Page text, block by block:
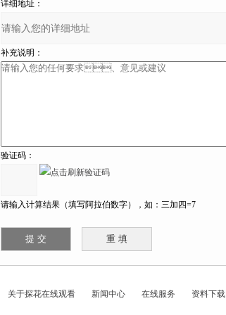
详细地址：
补充说明：
验证码：
请输入计算结果（填写阿拉伯数字），如：三加四=7
关于探花在线观看 新闻中心 在线服务 资料下载